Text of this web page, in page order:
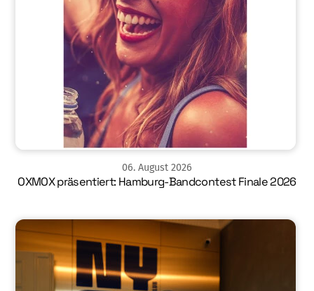
06. August 2026
OXMOX präsentiert: Hamburg-Bandcontest Finale 2026